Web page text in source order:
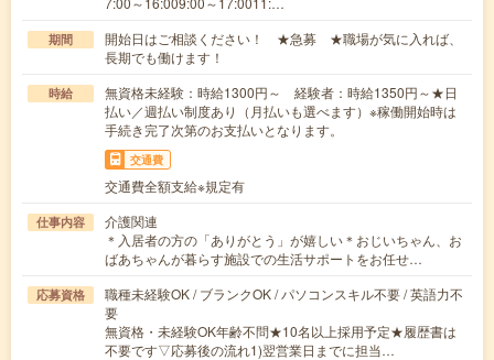
期間
開始日はご相談ください！ ★急募 ★職場が気に入れば、
長期でも働けます！
時給
無資格未経験：時給1300円～ 経験者：時給1350円～★日
払い／週払い制度あり（月払いも選べます）※稼働開始時は
手続き完了次第のお支払いとなります。
交通費
交通費全額支給※規定有
仕事内容
介護関連
＊入居者の方の「ありがとう」が嬉しい＊おじいちゃん、お
ばあちゃんが暮らす施設での生活サポートをお任せ…
応募資格
職種未経験OK / ブランクOK / パソコンスキル不要 / 英語力不
要
無資格・未経験OK年齢不問★10名以上採用予定★履歴書は
不要です▽応募後の流れ1)翌営業日までに担当…